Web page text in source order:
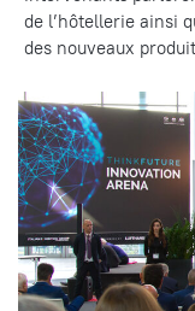
de l’hôtellerie ainsi
des nouveaux